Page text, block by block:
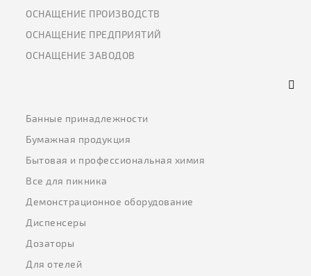
ОСНАЩЕНИЕ ПРОИЗВОДСТВ
ОСНАЩЕНИЕ ПРЕДПРИЯТИЙ
ОСНАЩЕНИЕ ЗАВОДОВ
Банные принадлежности
Бумажная продукция
Бытовая и профессиональная химия
Все для пикника
Демонстрационное оборудование
Диспенсеры
Дозаторы
Для отелей